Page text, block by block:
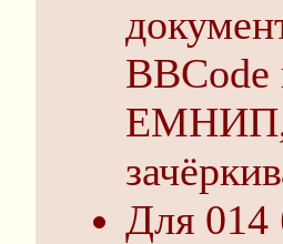
BBCode
ЕМНИП,
Для 014